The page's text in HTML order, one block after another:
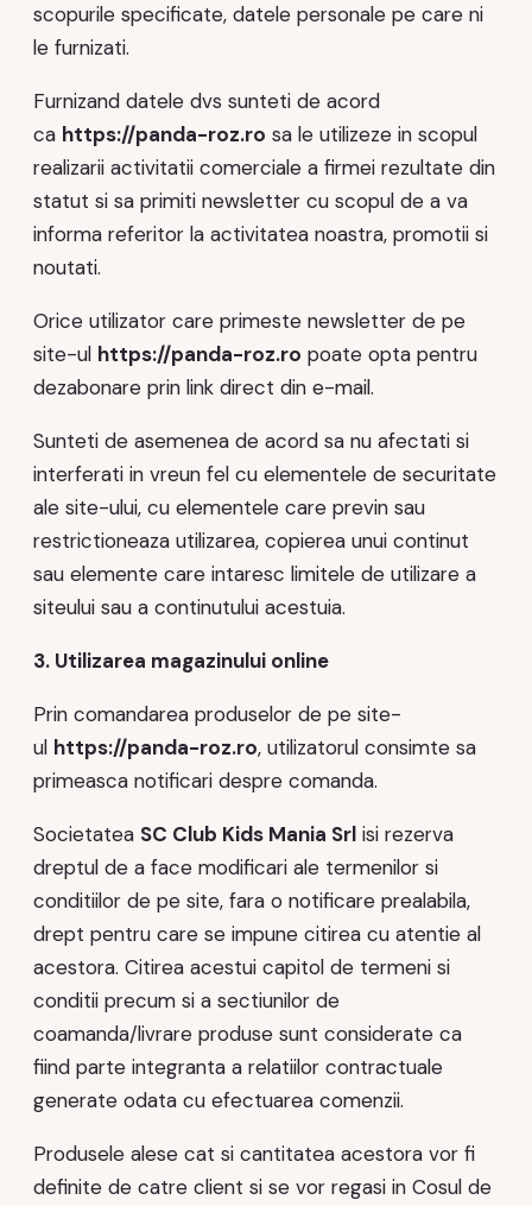
scopurile specificate, datele personale pe care ni
le furnizati.
Furnizand datele dvs sunteti de acord
ca https://panda-roz.ro sa le utilizeze in scopul
realizarii activitatii comerciale a firmei rezultate din
statut si sa primiti newsletter cu scopul de a va
informa referitor la activitatea noastra, promotii si
noutati.
Orice utilizator care primeste newsletter de pe
site-ul https://panda-roz.ro poate opta pentru
dezabonare prin link direct din e-mail.
Sunteti de asemenea de acord sa nu afectati si
interferati in vreun fel cu elementele de securitate
ale site-ului, cu elementele care previn sau
restrictioneaza utilizarea, copierea unui continut
sau elemente care intaresc limitele de utilizare a
siteului sau a continutului acestuia.
3. Utilizarea magazinului online
Prin comandarea produselor de pe site-
ul https://panda-roz.ro, utilizatorul consimte sa
primeasca notificari despre comanda.
Societatea SC Club Kids Mania Srlisi rezerva
dreptul de a face modificari ale termenilor si
conditiilor de pe site, fara o notificare prealabila,
drept pentru care se impune citirea cu atentie al
acestora. Citirea acestui capitol de termeni si
conditii precum si a sectiunilor de
coamanda/livrare produse sunt considerate ca
fiind parte integranta a relatiilor contractuale
generate odata cu efectuarea comenzii.
Produsele alese cat si cantitatea acestora vor fi
definite de catre client si se vor regasi in Cosul de